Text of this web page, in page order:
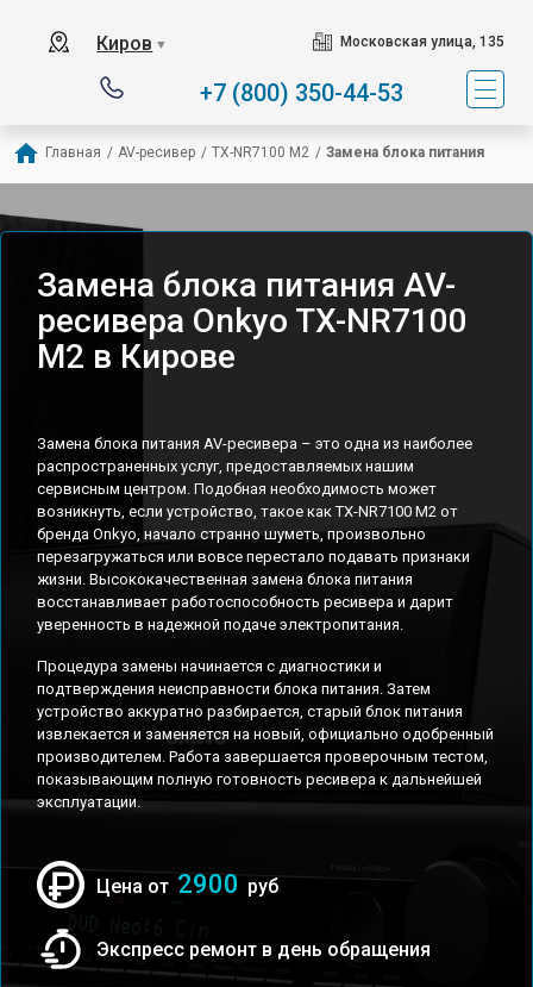
Киров ▼ Московская улица, 135
+7 (800) 350-44-53
Главная / AV-ресивер / TX-NR7100 M2 / Замена блока питания
Замена блока питания AV-
ресивера Onkyo TX-NR7100
M2 в Кирове
Замена блока питания AV-ресивера – это одна из наиболее
распространенных услуг, предоставляемых нашим
сервисным центром. Подобная необходимость может
возникнуть, если устройство, такое как TX-NR7100 M2 от
бренда Onkyo, начало странно шуметь, произвольно
перезагружаться или вовсе перестало подавать признаки
жизни. Высококачественная замена блока питания
восстанавливает работоспособность ресивера и дарит
уверенность в надежной подаче электропитания.
Процедура замены начинается с диагностики и
подтверждения неисправности блока питания. Затем
устройство аккуратно разбирается, старый блок питания
извлекается и заменяется на новый, официально одобренный
производителем. Работа завершается проверочным тестом,
показывающим полную готовность ресивера к дальнейшей
эксплуатации.
Цена от 2900 руб
Экспресс ремонт в день обращения